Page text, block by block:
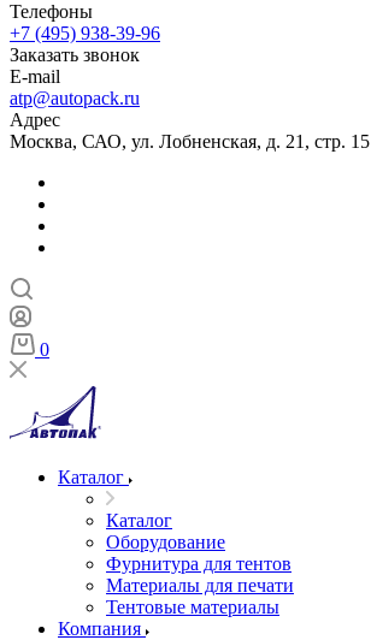
Телефоны
+7 (495) 938-39-96
Заказать звонок
E-mail
atp@autopack.ru
Адрес
Москва, САО, ул. Лобненская, д. 21, стр. 15
0
Каталог
Каталог
Оборудование
Фурнитура для тентов
Материалы для печати
Тентовые материалы
Компания